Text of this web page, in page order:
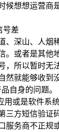
候想想运营商
差
深山、人烟
。或者是其他
，所以暂时无
然就能够收到
身的问题。
或是软件系统
三方短信验证
服务商不正规